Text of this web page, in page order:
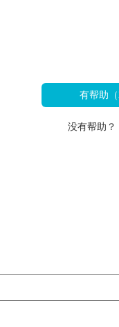
有帮助（
没有帮助？